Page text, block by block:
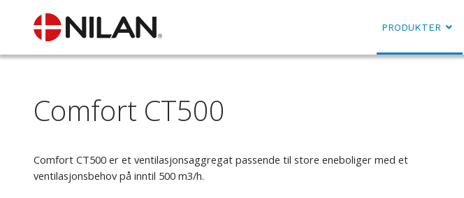
PRODUKTER
Comfort CT500
Comfort CT500 er et ventilasjonsaggregat passende til store eneboliger med et
ventilasjonsbehov på inntil 500 m3/h.